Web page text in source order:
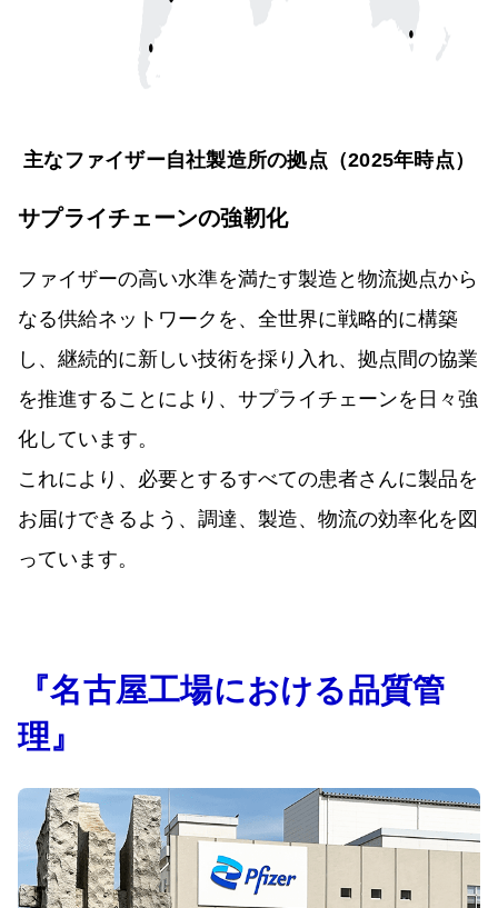
主なファイザー自社製造所の拠点（2025年時点）
サプライチェーンの強靭化
ファイザーの高い水準を満たす製造と物流拠点から
なる供給ネットワークを、全世界に戦略的に構築
し、継続的に新しい技術を採り入れ、拠点間の協業
を推進することにより、サプライチェーンを日々強
化しています。
これにより、必要とするすべての患者さんに製品を
お届けできるよう、調達、製造、物流の効率化を図
っています。
『名古屋工場における品質管
理』